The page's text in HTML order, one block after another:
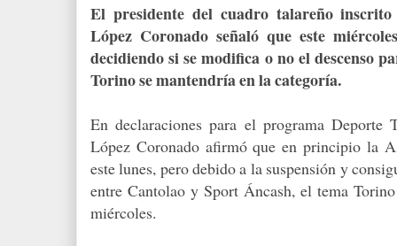
El presidente del cuadro talareño
López Coronado señaló que este
decidiendo si se modifica o no el descenso
Torino se mantendría en la categoría.
En declaraciones para el programa Deporte
López Coronado afirmó que en principio la
este lunes, pero debido a la suspensión y
entre Cantolao y Sport Áncash, el tema
miércoles.